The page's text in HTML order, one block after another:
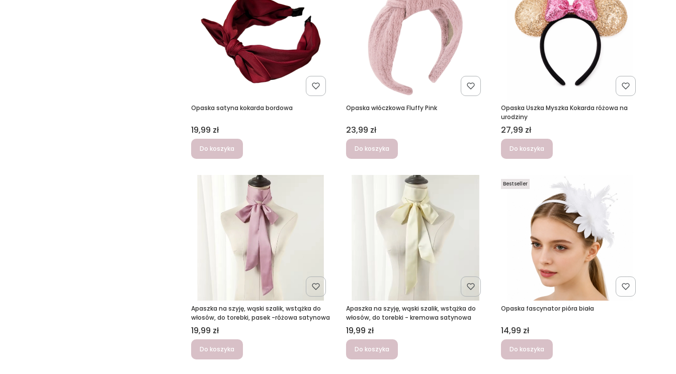
Opaska satyna kokarda bordowa
Cena
19,99 zł
Do koszyka
Opaska włóczkowa Fluffy Pink
Cena
23,99 zł
Do koszyka
Opaska Uszka Myszka Kokarda różowa na
urodziny
Cena
27,99 zł
Do koszyka
Apaszka na szyję, wąski szalik, wstążka do
włosów, do torebki, pasek -różowa satynowa
Cena
19,99 zł
Do koszyka
Apaszka na szyję, wąski szalik, wstążka do
włosów, do torebki - kremowa satynowa
Cena
19,99 zł
Do koszyka
Bestseller
Opaska fascynator pióra biała
Cena
14,99 zł
Do koszyka